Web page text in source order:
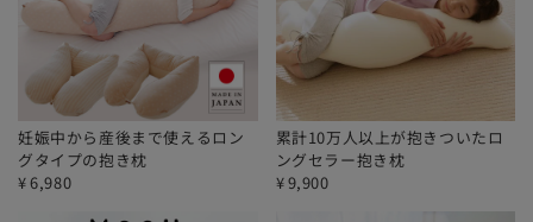
妊娠中から産後まで使えるロン
グタイプの抱き枕
¥6,980
累計10万人以上が抱きついたロ
ングセラー抱き枕
¥9,900